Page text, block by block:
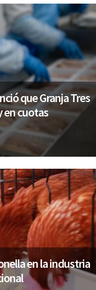
que Granja Tres
en cuotas
en la industria